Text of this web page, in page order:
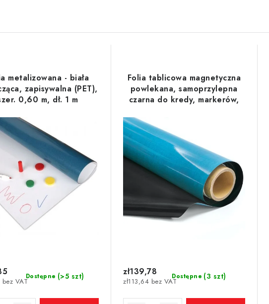
metalizowana - biała
zapisywalna (PET),
0,60 m, dł. 1 m
Dostępne (>5 szt)
bez VAT
Folia tablicowa magnetyczna
powlekana, samoprzylepna
czarna do kredy, markerów,
Dostępne (3 szt)
zł113,64 bez VAT
zł139,78